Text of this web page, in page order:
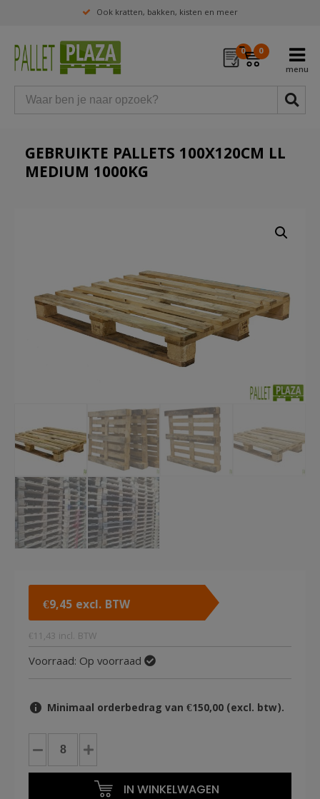
Ook kratten, bakken, kisten en meer
0 0
GEBRUIKTE PALLETS 100X120CM LL
MEDIUM 1000KG
€9,45 excl. BTW
€ 11,43 incl. BTW
Voorraad: Op voorraad
Minimaal orderbedrag van €150,00 (excl. btw).
Gebruikte
100x120cm
IN WINKELWAGEN